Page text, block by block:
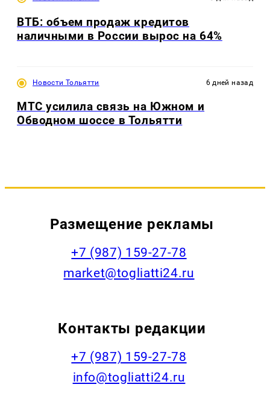
ВТБ: объем продаж кредитов
наличными в России вырос на 64%
Новости Тольятти 6 дней назад
МТС усилила связь на Южном и
Обводном шоссе в Тольятти
Размещение рекламы
+7 (987) 159-27-78
market@togliatti24.ru
Контакты редакции
+7 (987) 159-27-78
info@togliatti24.ru